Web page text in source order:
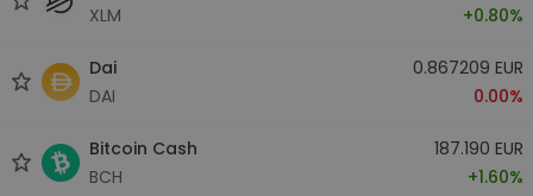
XLM
+0.80%
Dai
DAI
0.867209 EUR
0.00%
Bitcoin Cash
BCH
187.190 EUR
+1.60%